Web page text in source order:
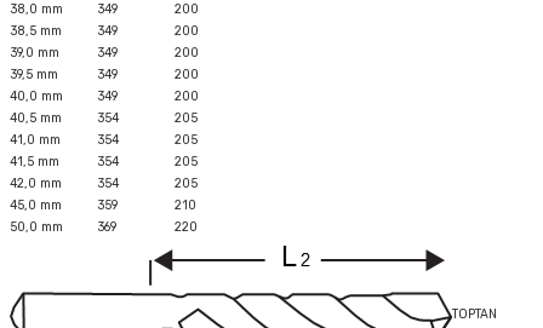
38,0 mm
349
200
38,5 mm
349
200
39,0 mm
349
200
39,5 mm
349
200
40,0 mm
349
200
40,5 mm
354
205
41,0 mm
354
205
41,5 mm
354
205
42,0 mm
354
205
45,0 mm
359
210
50,0 mm
369 220
TOPTAN